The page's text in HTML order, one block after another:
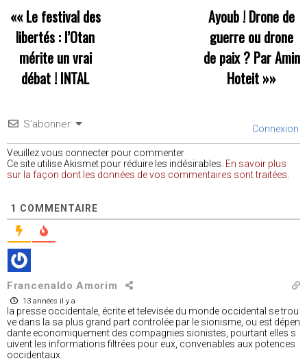
«« Le festival des
libertés : l’Otan
mérite un vrai
débat ! INTAL
Ayoub ! Drone de
guerre ou drone
de paix ? Par Amin
Hoteit »»
S’abonner Connexion
Veuillez vous connecter pour commenter
Ce site utilise Akismet pour réduire les indésirables. En savoir plus
sur la façon dont les données de vos commentaires sont traitées
1 COMMENTAIRE
Francenaldo Amorim
13 années il y a
la presse occidentale, écrite et televisée du monde occidental se trou
ve dans la sa plus grand part controlée par le sionisme, ou est dépen
dante economiquement des compagnies sionistes, pourtant elles s
uivent les informations filtrées pour eux, convenables aux potences
occidentaux.